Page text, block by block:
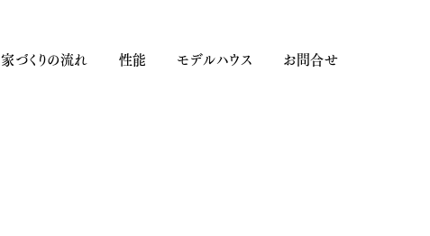
家づくりの流れ 性能 モデルハウス お問合せ